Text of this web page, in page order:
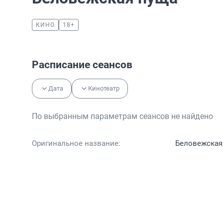
КИНО 18+
Расписание сеансов
Дата Кинотеатр
По выбранным параметрам сеансов не найдено
Оригинальное название: